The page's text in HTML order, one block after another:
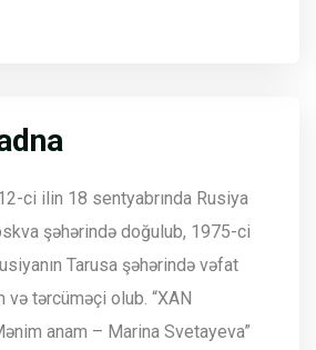
ci ilin 18 sentyabrında Rusiya
şəhərində doğulub, 1975-ci
Tarusa şəhərində vəfat
və tərcüməçi olub. “XAN
anam – Marina Svetayeva”